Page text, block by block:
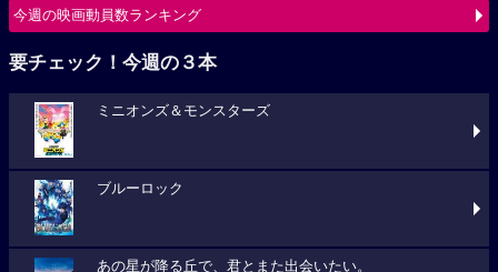
今週の映画動員数ランキング
要チェック！今週の３本
ミニオンズ＆モンスターズ
ブルーロック
あの星が降る丘で、君とまた出会いたい。